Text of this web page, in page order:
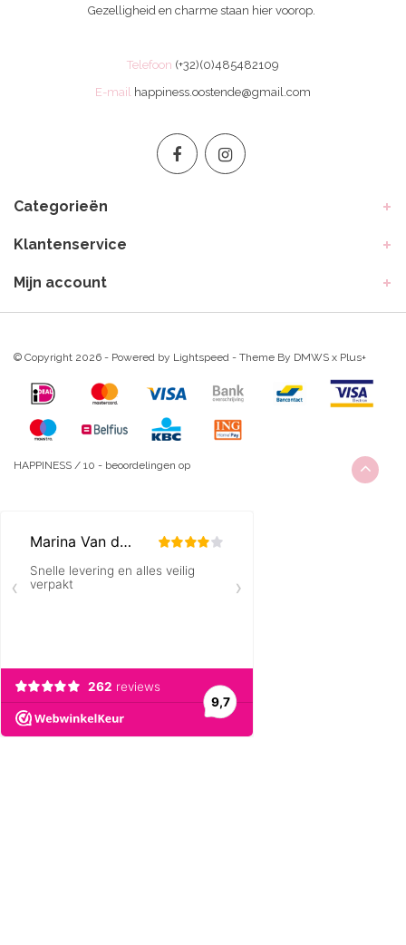
Gezelligheid en charme staan hier voorop.
Telefoon (+32)(0)485482109
E-mail happiness.oostende@gmail.com
Categorieën
Klantenservice
Mijn account
© Copyright 2026 - Powered by Lightspeed - Theme By DMWS x Plus+
HAPPINESS / 10 - beoordelingen op